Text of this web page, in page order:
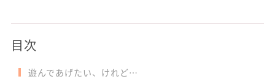
目次
遊んであげたい、けれど…